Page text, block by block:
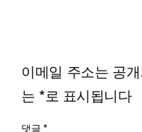
이메일 주소는 공
는 *로 표시됩니다
댓글 *